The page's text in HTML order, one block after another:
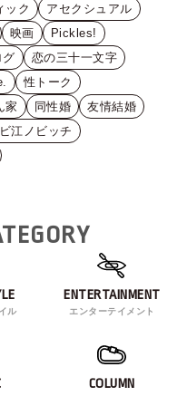
ック
アセクシュアル
映画
Pickles!
グ
恋の三十一文字
性トーク
家 同性婚
友情結婚
江ノビッチ
ル
ENTERTAINMENT
エンターテイメント
COLUMN